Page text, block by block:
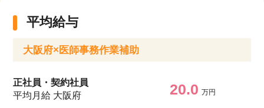
平均給与
大阪府×医師事務作業補助
正社員・契約社員
平均月給 大阪府
20.0 万円